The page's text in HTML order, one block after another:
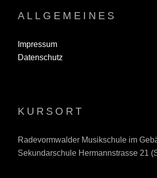
ALLGEMEINES
Impressum
Datenschutz
KURSORT
Radevormwalder Musikschule im
Sekundarschule Hermannstrasse 21